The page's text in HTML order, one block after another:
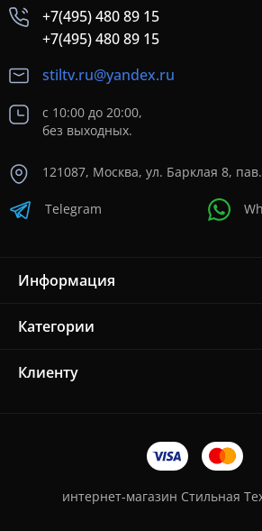
+7(495) 480 89 15
+7(495) 480 89 15
stiltv.ru@yandex.ru
с 10:00 до 20:00,
без выходных.
121087, Москва, ул. Барклая 8,
Telegram
Информация
Категории
Клиенту
интернет-магазин Стильная